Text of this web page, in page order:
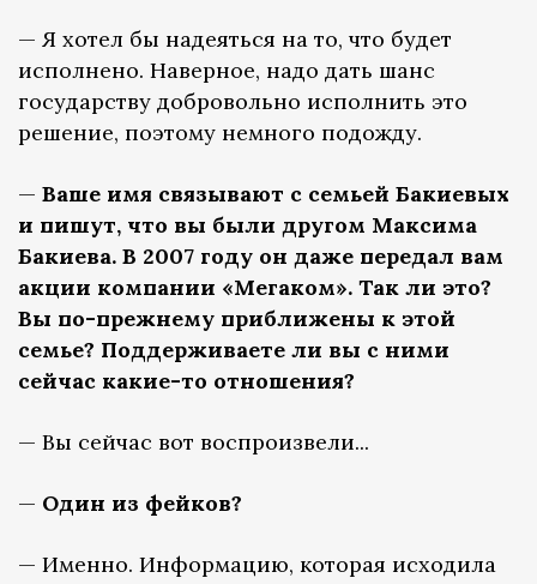
— Я хотел бы надеяться на то, что будет
исполнено. Наверное, надо дать шанс
государству добровольно исполнить это
решение, поэтому немного подожду.
— Ваше имя связывают с семьей Бакиевых
и пишут, что вы были другом Максима
Бакиева. В 2007 году он даже передал вам
акции компании «Мегаком». Так ли это?
Вы по-прежнему приближены к этой
семье? Поддерживаете ли вы с ними
сейчас какие-то отношения?
— Вы сейчас вот воспроизвели...
— Один из фейков?
— Именно. Информацию, которая исходила